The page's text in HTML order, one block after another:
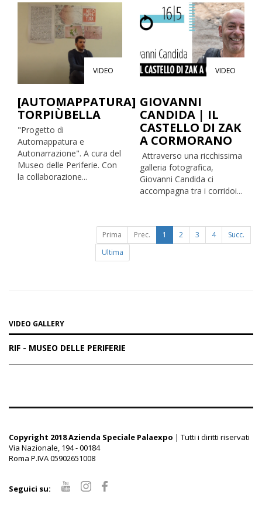
VIDEO
[AUTOMAPPATURA]
TORPIÙBELLA
"Progetto di
Automappatura e
Autonarrazione". A cura del
Museo delle Periferie. Con
la collaborazione...
VIDEO
GIOVANNI
CANDIDA | IL
CASTELLO DI ZAK
A CORMORANO
Attraverso una ricchissima
galleria fotografica,
Giovanni Candida ci
accompagna tra i corridoi...
Prima Prec. 1 2 3 4
Succ.
Ultima
VIDEO GALLERY
RIF - MUSEO DELLE PERIFERIE
Copyright 2018 Azienda Speciale Palaexpo | Tutti i diritti riservati
Via Nazionale, 194 - 00184
Roma P.IVA 05902651008
Seguici su: